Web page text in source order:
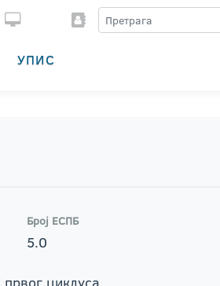
УПИС
Број ЕСПБ
5.0